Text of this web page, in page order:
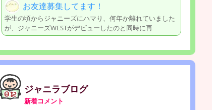
お友達募集してます‎！
学生の頃からジャニーズにハマり、何年か離れていました
が、ジャニーズWESTがデビューしたのと同時に再
ジャニラブログ
新着コメント